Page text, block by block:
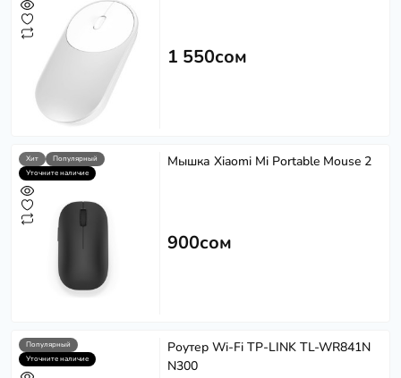
1 550сом
Хит
Популярный
Уточните наличие
Мышка Xiaomi Mi Portable Mouse 2
900сом
Популярный
Уточните наличие
Роутер Wi-Fi TP-LINK TL-WR841N
N300